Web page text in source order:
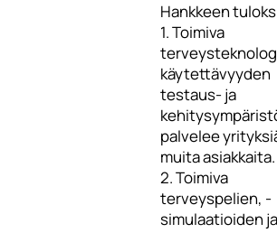
Hankkeen
1. Toimiva
käytettävyyden
testaus- ja
palvelee
muita asiakkaita.
2. Toimiva
terveyspelien, -
simulaatioiden